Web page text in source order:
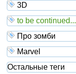
3D
to be continued...
Про зомби
Marvel
Остальные теги